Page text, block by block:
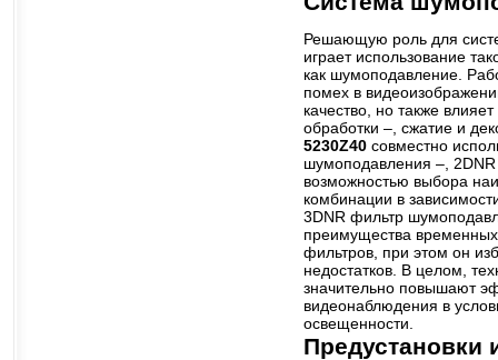
Решающую роль для
играет использование
как шумоподавление.
помех в
качество, но также
обработки –, сжатие и
5230Z40 совместно
шумоподавления –,
возможностью выбора
комбинации в
3DNR фильтр
преимущества
фильтров, при этом он
недостатков. В целом,
значительно повышают
видеонаблюдения в
освещенности.
Предустановки